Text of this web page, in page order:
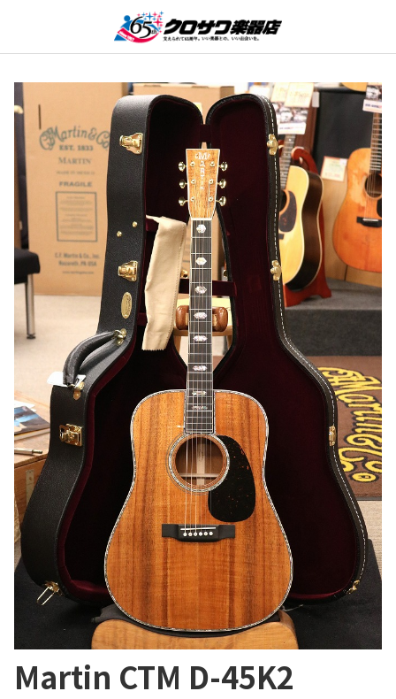
Martin CTM D-45K2